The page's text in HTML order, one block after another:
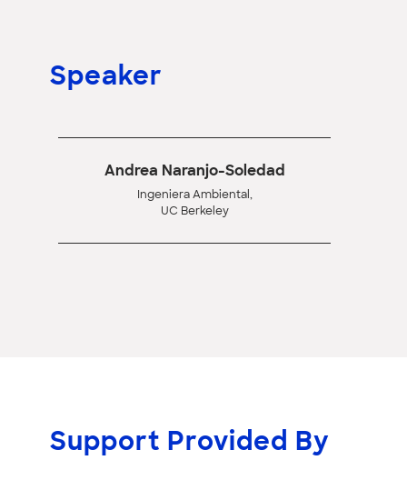
Speaker
Andrea Naranjo-Soledad
Ingeniera Ambiental,
UC Berkeley
Support Provided By